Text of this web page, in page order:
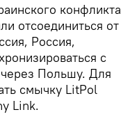
конфликта
отсоединиться от
Россия,
с
Польшу. Для
смычку LitPol
Link.